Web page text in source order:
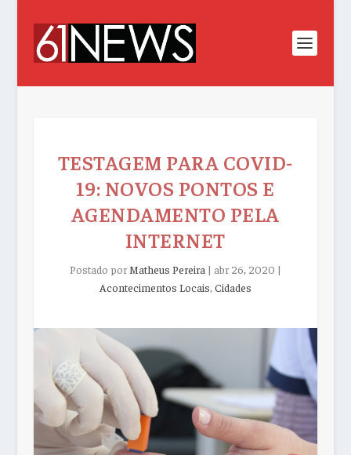
TESTAGEM PARA COVID-
19: NOVOS PONTOS E
AGENDAMENTO PELA
INTERNET
Postado por Matheus Pereira | abr 26, 2020 |
Acontecimentos Locais,Cidades